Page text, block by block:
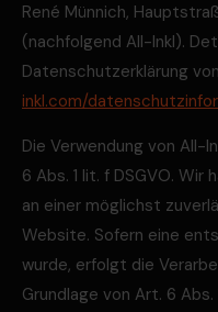
René Münnich,
(nachfolgend All-Inkl).
Datenschutzerklärung
inkl.com/
Die Verwendung von All-
6 Abs. 1 lit. f DSGVO.
an einer möglichst
Website. Sofern eine
wurde, erfolgt die
Grundlage von Art. 6 Abs.